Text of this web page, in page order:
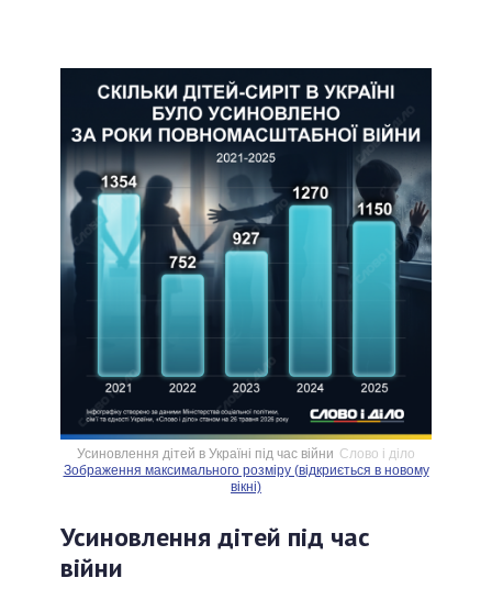
Усиновлення дітей в Україні під час війни Слово і діло
Зображення максимального розміру (відкриється в новому
вікні)
Усиновлення дітей під час
війни